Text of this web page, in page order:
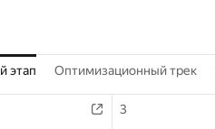
этап Оптимизационный трек
3